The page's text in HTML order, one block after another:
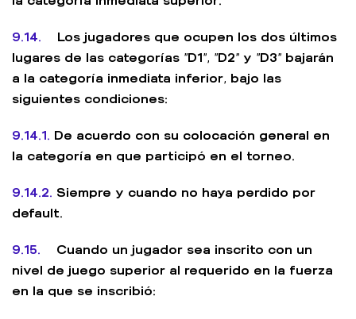
9.14. Los jugadores que ocupen los dos últimos
lugares de las categorías “D1”, “D2” y “D3” bajarán
a la categoría inmediata inferior, bajo las
siguientes condiciones:
9.14.1. De acuerdo con su colocación general en
la categoría en que participó en el torneo.
9.14.2. Siempre y cuando no haya perdido por
default.
9.15. Cuando un jugador sea inscrito con un
nivel de juego superior al requerido en la fuerza
en la que se inscribió: